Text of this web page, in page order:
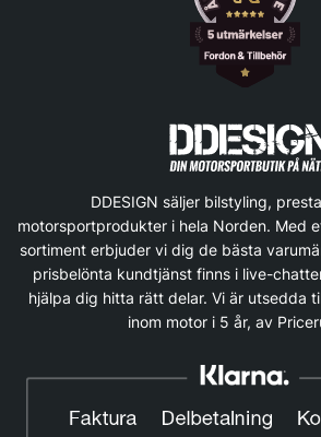
DDESIGN säljer bilstyling,
motorsportprodukter i hela Norden. Med
sortiment erbjuder vi dig de bästa
prisbelönta kundtjänst finns i live-
hjälpa dig hitta rätt delar. Vi är utsedda
inom motor i 5 år, av